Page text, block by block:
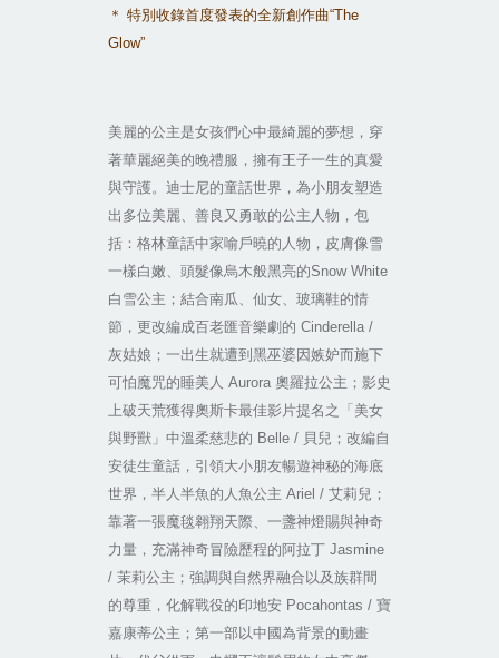
＊ 特別收錄首度發表的全新創作曲“The
Glow”
美麗的公主是女孩們心中最綺麗的夢想，穿
著華麗絕美的晚禮服，擁有王子一生的真愛
與守護。迪士尼的童話世界，為小朋友塑造
出多位美麗、善良又勇敢的公主人物，包
括：格林童話中家喻戶曉的人物，皮膚像雪
一樣白嫩、頭髮像烏木般黑亮的Snow White
白雪公主；結合南瓜、仙女、玻璃鞋的情
節，更改編成百老匯音樂劇的 Cinderella /
灰姑娘；一出生就遭到黑巫婆因嫉妒而施下
可怕魔咒的睡美人 Aurora 奧羅拉公主；影史
上破天荒獲得奧斯卡最佳影片提名之「美女
與野獸」中溫柔慈悲的 Belle / 貝兒；改編自
安徒生童話，引領大小朋友暢遊神秘的海底
世界，半人半魚的人魚公主 Ariel / 艾莉兒；
靠著一張魔毯翱翔天際、一盞神燈賜與神奇
力量，充滿神奇冒險歷程的阿拉丁 Jasmine
/ 茉莉公主；強調與自然界融合以及族群間
的尊重，化解戰役的印地安 Pocahontas / 寶
嘉康蒂公主；第一部以中國為背景的動畫